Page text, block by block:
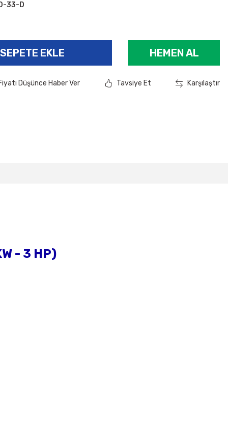
33-D
SEPETE EKLE HEMEN AL
Düşünce Haber Ver Tavsiye Et Karşılaştır
- 3 HP)